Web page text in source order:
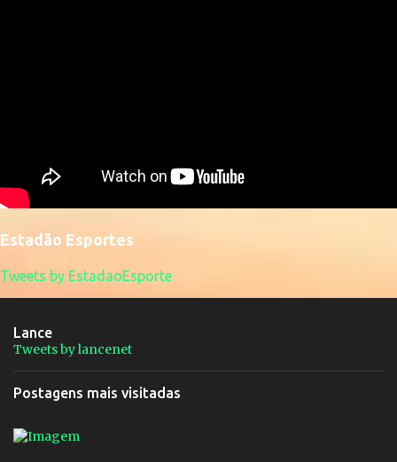
Estadão Esportes
Tweets by EstadaoEsporte
Lance
Tweets by lancenet
Postagens mais visitadas